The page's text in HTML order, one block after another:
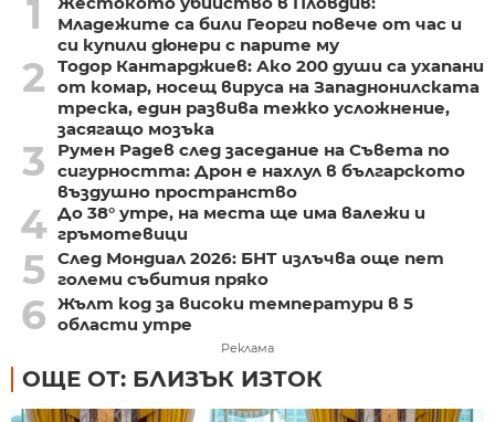
1
Младежите са били Георги повече от час и
си купили дюнери с парите му
2
Тодор Кантарджиев: Ако 200 души са ухапани
от комар, носещ вируса на Западнонилската
треска, един развива тежко усложнение,
засягащо мозъка
3
Румен Радев след заседание на Съвета по
сигурността: Дрон е нахлул в българското
въздушно пространство
4 До 38° утре, на места ще има валежи и
гръмотевици
5 След Мондиал 2026: БНТ излъчва още пет
големи събития пряко
6 Жълт код за високи температури в 5
области утре
Реклама
ОЩЕ ОТ: БЛИЗЪК ИЗТОК